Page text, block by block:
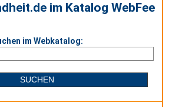
im Katalog WebFee
im Webkatalog: